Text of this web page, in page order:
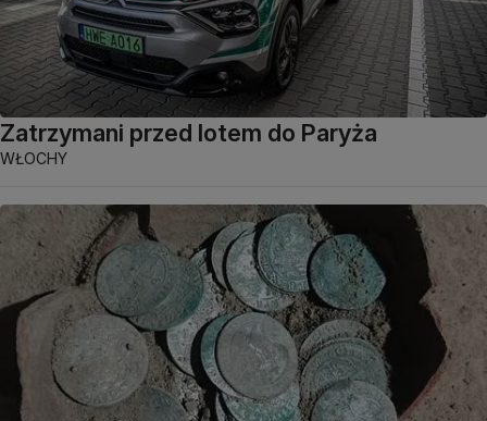
Zatrzymani przed lotem do Paryża
WŁOCHY